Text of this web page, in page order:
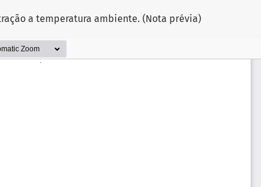
a temperatura ambiente. (Nota prévia)